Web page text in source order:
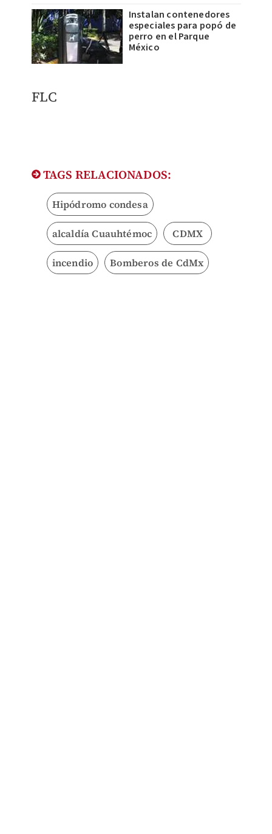
Instalan contenedores
especiales para popó de
perro en el Parque
México
FLC
TAGS RELACIONADOS:
Hipódromo condesa
alcaldía Cuauhtémoc CDMX
incendio Bomberos de CdMx